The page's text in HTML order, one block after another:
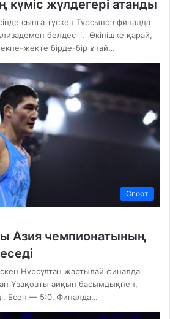
жүлдегері атанды
сынға түскен Тұрсынов финалда
белдесті. Өкінішке қарай,
жекте бірде-бір ұпай…
Спорт
Азия чемпионатының
Нұрсұлтан жартылай финалда
Ұзақовты айқын басымдықпен,
Есеп — 5:0. Финалда…